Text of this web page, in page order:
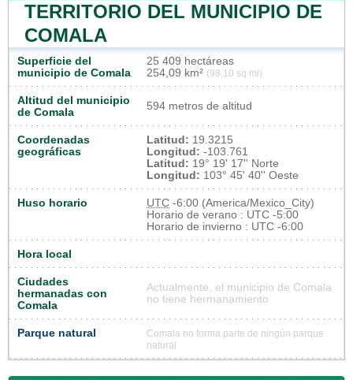
TERRITORIO DEL MUNICIPIO DE
COMALA
Superficie del
municipio de Comala
25 409 hectáreas
254,09 km² (98,10 sq mi)
Altitud del municipio
de Comala
594 metros de altitud
Coordenadas
geográficas
Latitud: 19.3215
Longitud: -103.761
Latitud: 19° 19' 17'' Norte
Longitud: 103° 45' 40'' Oeste
Huso horario UTC -6:00 (America/Mexico_City)
Horario de verano : UTC -5:00
Horario de invierno : UTC -6:00
Hora local
Ciudades
hermanadas con
Comala
Actualmente, el municipio de Comala
no tiene hermanamiento
Parque natural
Comala no forma parte de ningún parque
natural